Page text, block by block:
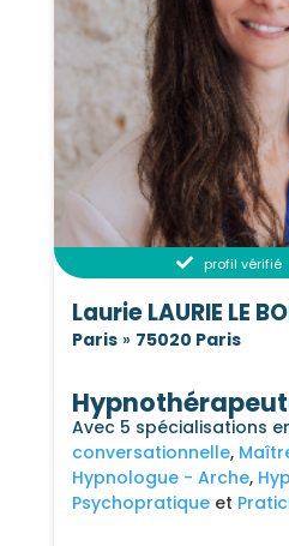
profil vérifié
Laurie LAURIE LE
Paris» 75020 Paris
Avec 5 spécialisations
conversationnelle
Hypnologue - Arche
Psychopratique